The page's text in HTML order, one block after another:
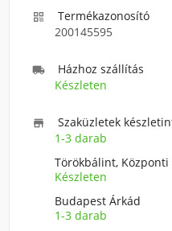

Termékazonosító
200145595

Házhoz szállítás
Készleten

Szaküzletek
1-3 darab
Törökbálint,
Készleten
Budapest Árkád
1-3 darab